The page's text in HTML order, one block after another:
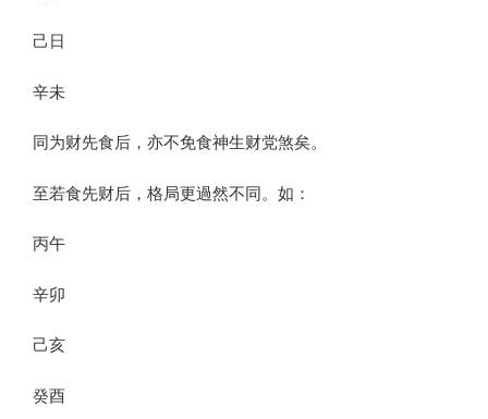
己日
辛未
同为财先食后，亦不免食神生财党煞矣。
至若食先财后，格局更過然不同。如：
丙午
辛卯
己亥
癸酉